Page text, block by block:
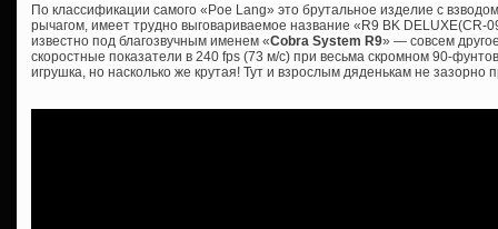
По классификации самого «Poe Lang» это брутальное изделие с
рычагом, имеет трудно выговариваемое название «R9 BK DELUXE(CR-
известно под благозвучным именем «Cobra System R9» — совсем
скоростные показатели в 240 fps (73 м/с) при весьма скромном 90-
игрушка, но насколько же крутая! Тут и взрослым дяденькам не зазорно